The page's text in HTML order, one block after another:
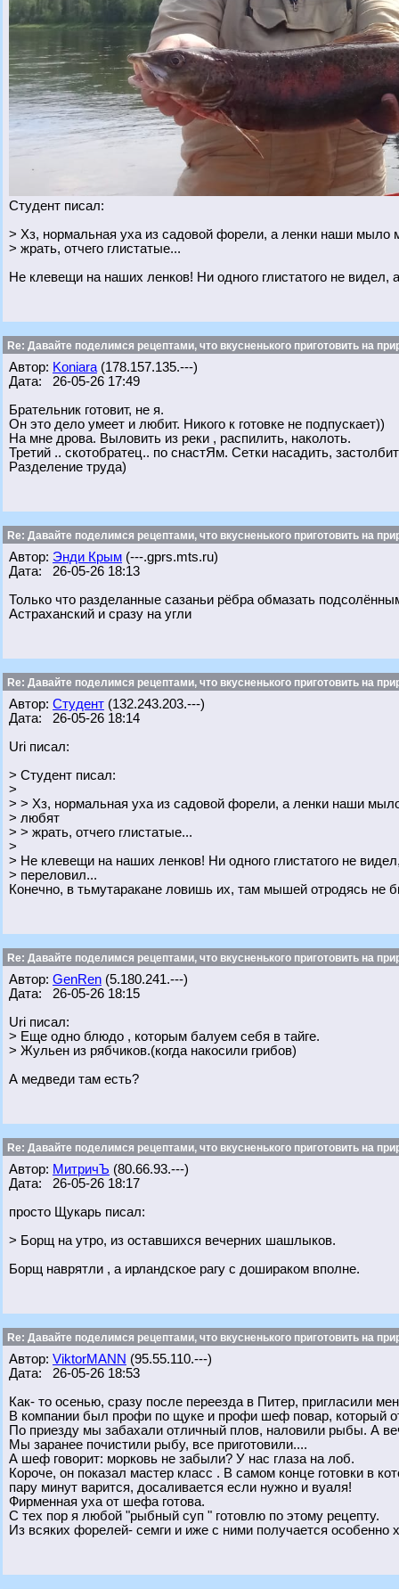
Студент писал:
> Хз, нормальная уха из садовой форели, а ленки наши
> жрать, отчего глистатые...
Не клевещи на наших ленков! Ни одного глистатого не видел,
Re: Давайте поделимся рецептами, что вкусненького приготовить на
Автор: Koniara (178.157.135.---)
Дата: 26-05-26 17:49
Брательник готовит, не я.
Он это дело умеет и любит. Никого к готовке не подпускает))
На мне дрова. Выловить из реки , распилить, наколоть.
Третий .. скотобратец.. по снастЯм. Сетки насадить,
Разделение труда)
Re: Давайте поделимся рецептами, что вкусненького приготовить на
Автор: Энди Крым (---.gprs.mts.ru)
Дата: 26-05-26 18:13
Только что разделанные сазаньи рёбра обмазать
Астраханский и сразу на угли
Re: Давайте поделимся рецептами, что вкусненького приготовить на
Автор: Студент (132.243.203.---)
Дата: 26-05-26 18:14
Uri писал:
> Студент писал:
>
> > Хз, нормальная уха из садовой форели, а ленки наши
> любят
> > жрать, отчего глистатые...
>
> Не клевещи на наших ленков! Ни одного глистатого не
> переловил...
Конечно, в тьмутаракане ловишь их, там мышей отродясь не
Re: Давайте поделимся рецептами, что вкусненького приготовить на
Автор: GenRen (5.180.241.---)
Дата: 26-05-26 18:15
Uri писал:
> Еще одно блюдо , которым балуем себя в тайге.
> Жульен из рябчиков.(когда накосили грибов)
А медведи там есть?
Re: Давайте поделимся рецептами, что вкусненького приготовить на
Автор: МитричЪ (80.66.93.---)
Дата: 26-05-26 18:17
просто Щукарь писал:
> Борщ на утро, из оставшихся вечерних шашлыков.
Борщ наврятли , а ирландское рагу с дошираком вполне.
Re: Давайте поделимся рецептами, что вкусненького приготовить на
Автор: ViktorMANN (95.55.110.---)
Дата: 26-05-26 18:53
Как- то осенью, сразу после переезда в Питер, пригласили
В компании был профи по щуке и профи шеф повар, который
По приезду мы забахали отличный плов, наловили рыбы. А
Мы заранее почистили рыбу, все приготовили....
А шеф говорит: морковь не забыли? У нас глаза на лоб.
Короче, он показал мастер класс . В самом конце готовки в
пару минут варится, досаливается если нужно и вуаля!
Фирменная уха от шефа готова.
С тех пор я любой "рыбный суп " готовлю по этому рецепту.
Из всяких форелей- семги и иже с ними получается особенно